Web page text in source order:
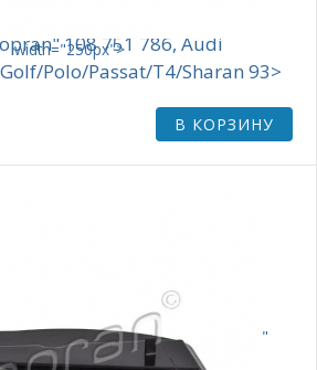
width="250px">
108 751 786, Audi
Polo/Passat/T4/Sharan 93>
В КОРЗИНУ
"